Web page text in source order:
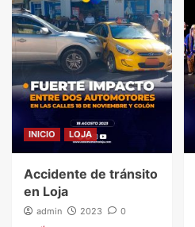
INICIO LOJA
Accidente de tránsito
en Loja
admin 2023 0